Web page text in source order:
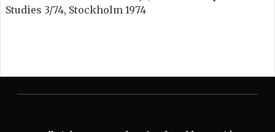
Studies 3/74, Stockholm 1974